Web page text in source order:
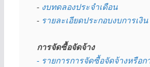
- งบทดลองประจำเดือน
- รายละเอียดประกอบงบการเงิน
การจัดซื้อจัดจ้าง
- รายการการจัดซื้อจัดจ้างหรือ